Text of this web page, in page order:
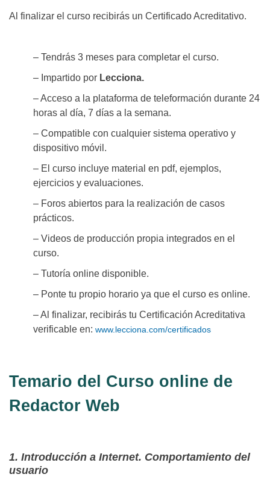
Al finalizar el curso recibirás un Certificado Acreditativo.
– Tendrás 3 meses para completar el curso.
– Impartido por Lecciona.
– Acceso a la plataforma de teleformación durante 24
horas al día, 7 días a la semana.
– Compatible con cualquier sistema operativo y
dispositivo móvil.
– El curso incluye material en pdf, ejemplos,
ejercicios y evaluaciones.
– Foros abiertos para la realización de casos
prácticos.
– Videos de producción propia integrados en el
curso.
– Tutoría online disponible.
– Ponte tu propio horario ya que el curso es online.
– Al finalizar, recibirás tu Certificación Acreditativa
verificable en: www.lecciona.com/certificados
Temario del Curso online de
Redactor Web
1. Introducción a Internet. Comportamiento del
usuario